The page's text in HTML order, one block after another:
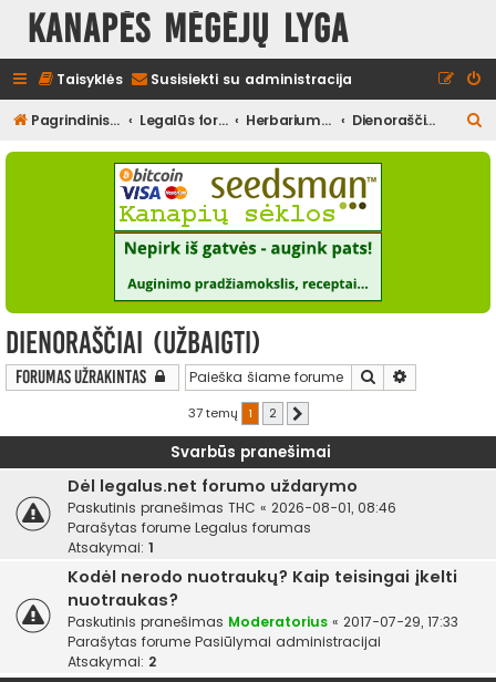
Kanapės mėgėjų lyga
Taisyklės Susisiekti su administracija
Pagrindinis diskusijų puslapis Legalūs forumai Herbariumas Dienoraščiai (užbaigti)
e
Dienoraščiai (užbaigti)
Forumas užrakintas Ieškoti
37 temų 1 2
Svarbūs pranešimai
Dėl legalus.net forumo uždarymo
Paskutinis pranešimas THC « 2026-08-01, 08:46
Parašytas forume Legalus forumas
Atsakymai: 1
Kodėl nerodo nuotraukų? Kaip teisingai įkelti
nuotraukas?
Paskutinis pranešimas Moderatorius « 2017-07-29, 17:33
Parašytas forume Pasiūlymai administracijai
Atsakymai: 2